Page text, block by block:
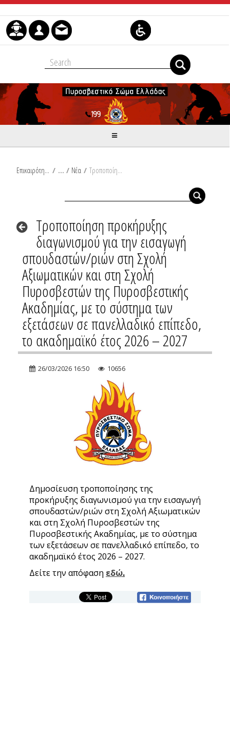
Skip to Content
Επικαιρότητα / Νέα / Τροποποίηση προκήρυξης διαγωνισμού για την εισαγωγή σπουδαστών/ριών στη Σχολή Αξιωματικών και στη Σχολή Πυροσβεστών της Πυροσβεστικής Ακαδημίας, με το σύστημα των εξετάσεων σε πανελλαδικό επίπεδο, το ακαδημαϊκό έτος 2026 – 2027
Τροποποίηση προκήρυξης
διαγωνισμού για την εισαγωγή
σπουδαστών/ριών στη Σχολή
Αξιωματικών και στη Σχολή
Πυροσβεστών της Πυροσβεστικής
Ακαδημίας, με το σύστημα των
εξετάσεων σε πανελλαδικό επίπεδο,
το ακαδημαϊκό έτος 2026 – 2027
26/03/2026 16:50 10656
Δημοσίευση τροποποίησης της
προκήρυξης διαγωνισμού για την εισαγωγή
σπουδαστών/ριών στη Σχολή Αξιωματικών
και στη Σχολή Πυροσβεστών της
Πυροσβεστικής Ακαδημίας, με το σύστημα
των εξετάσεων σε πανελλαδικό επίπεδο, το
ακαδημαϊκό έτος 2026 – 2027.
Δείτε την απόφαση εδώ.